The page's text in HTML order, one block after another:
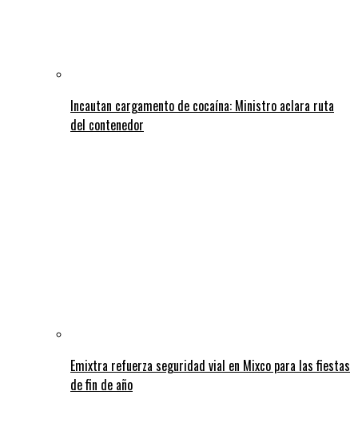
Incautan cargamento de cocaína: Ministro aclara ruta
del contenedor
Emixtra refuerza seguridad vial en Mixco para las fiestas
de fin de año